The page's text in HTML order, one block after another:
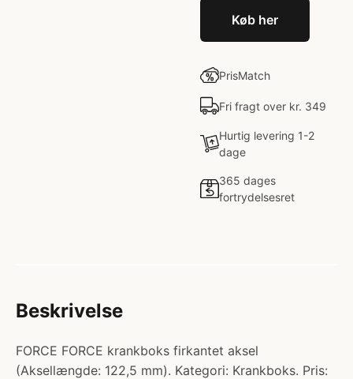
Køb her
PrisMatch
Fri fragt over kr. 349
Hurtig levering 1-2
dage
365 dages
fortrydelsesret
Beskrivelse
FORCE FORCE krankboks firkantet aksel
(Aksellængde: 122,5 mm). Kategori: Krankboks. Pris: